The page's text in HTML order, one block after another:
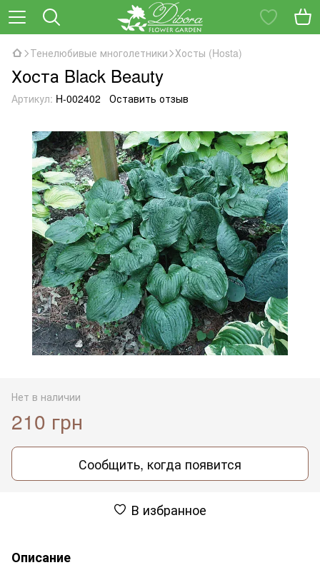
Тенелюбивые многолетники Хосты (Hosta)
Хоста Black Beauty
Артикул: H-002402 Оставить отзыв
Нет в наличии
210 грн
Сообщить, когда появится
В избранное
Описание